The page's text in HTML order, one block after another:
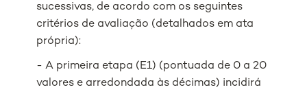
sucessivas, de acordo com os seguintes
critérios de avaliação (detalhados em ata
própria):
- A primeira etapa (E1) (pontuada de 0 a 20
valores e arredondada às décimas) incidirá